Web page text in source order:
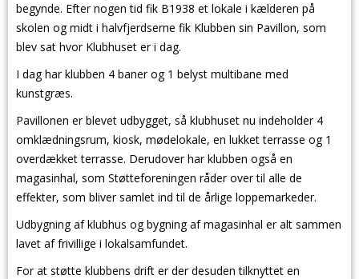
begynde. Efter nogen tid fik B1938 et lokale i kælderen på
skolen og midt i halvfjerdserne fik Klubben sin Pavillon, som
blev sat hvor Klubhuset er i dag.
I dag har klubben 4 baner og 1 belyst multibane med
kunstgræs.
Pavillonen er blevet udbygget, så klubhuset nu indeholder 4
omklædningsrum, kiosk, mødelokale, en lukket terrasse og 1
overdækket terrasse. Derudover har klubben også en
magasinhal, som Støtteforeningen råder over til alle de
effekter, som bliver samlet ind til de årlige loppemarkeder.
Udbygning af klubhus og bygning af magasinhal er alt sammen
lavet af frivillige i lokalsamfundet.
For at støtte klubbens drift er der desuden tilknyttet en